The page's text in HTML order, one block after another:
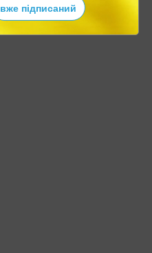
вже підписаний